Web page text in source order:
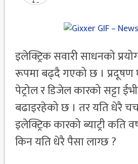
इलेक्ट्रिक सवारी साधनको
रूपमा बढ्दै गएको छ । प्रदूषण
पेट्रोल र डिजेल कारको सट्टा
बढाइरहेको छ । तर यति धेरै
इलेक्ट्रिक कारको ब्याट्री कति
किन यति धेरै पैसा लाग्छ ?